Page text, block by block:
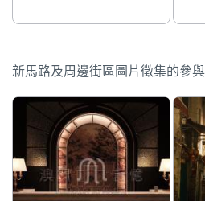
新馬路及周邊街區圖片徵集的參